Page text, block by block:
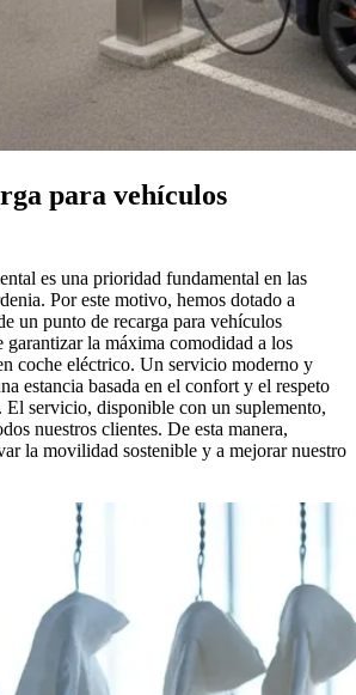
para vehículos
es una prioridad fundamental en las
Por este motivo, hemos dotado a
un punto de recarga para vehículos
garantizar la máxima comodidad a los
coche eléctrico. Un servicio moderno y
estancia basada en el confort y el respeto
El servicio, disponible con un suplemento,
nuestros clientes. De esta manera,
la movilidad sostenible y a mejorar nuestro